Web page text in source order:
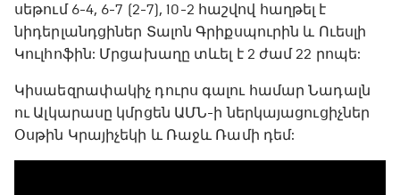
սեթում 6-4, 6-7 (2-7), 10-2 հաշվով հաղթել է
նիդերլանդցիներ Տալոն Գրիքսպուրին և Ուեսլի
Կուլհոֆին: Մրցախաղը տևել է 2 ժամ 22 րոպե:
Կիսաեզրափակիչ դուրս գալու համար Նադալն
ու Ալկարասը կմրցեն ԱՄՆ-ի ներկայացուցիչներ
Օսթին Կրայիչեկի և Ռաջև Ռամի դեմ: